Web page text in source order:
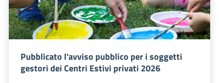
Pubblicato l'avviso pubblico per i soggetti
gestori dei Centri Estivi privati 2026